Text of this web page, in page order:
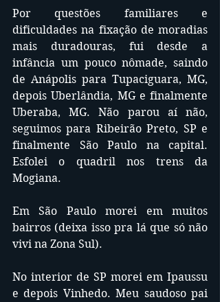
Por questões familiares e
dificuldades na fixação de moradias
mais duradouras, fui desde a
infância um pouco nômade, saindo
de Anápolis para Tupaciguara, MG,
depois Uberlândia, MG e finalmente
Uberaba, MG. Não parou aí não,
seguimos para Ribeirão Preto, SP e
finalmente São Paulo na capital.
Esfolei o quadril nos trens da
Mogiana.
Em São Paulo morei em muitos
bairros (deixa isso pra lá que só não
vivi na Zona Sul).
No interior de SP morei em Ipaussu
e depois Vinhedo. Meu saudoso pai